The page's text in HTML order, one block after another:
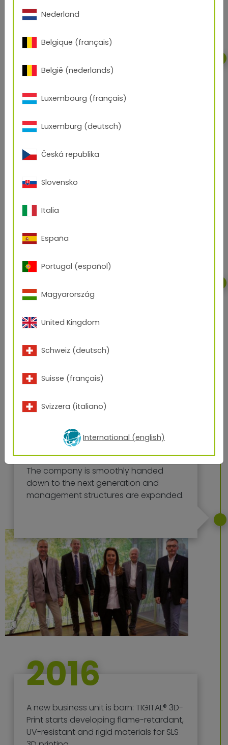
With TIGITAL
, TIGER creates a new
business unit for inks and powders for
2014
TIGER makes major capital investments
in powder coating production.
2015
The company is smoothly handed
down to the next generation and
management structures are expanded.
2016
A new business unit is born: TIGITAL® 3D-
Print starts developing flame-retardant,
UV-resistant and rigid materials for SLS
Nederland
Belgique (français)
België (nederlands)
Luxembourg (français)
Luxemburg (deutsch)
Česká republika
Slovensko
Italia
España
Portugal (español)
Magyarország
United Kingdom
Schweiz (deutsch)
Suisse (français)
Svizzera (italiano)
International (english)